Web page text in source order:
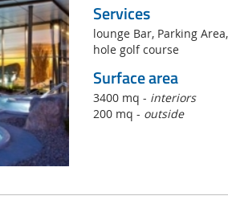
Services
lounge Bar, Parking
hole golf course
Surface area
3400 mq - interiors
200 mq - outside